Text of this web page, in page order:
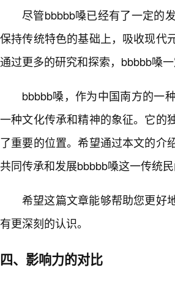
尽管bbbbb嗓已经有了一定的
保持传统特色的基础上，吸收现代
通过更多的研究和探索，bbbbb嗓
bbbbb嗓，作为中国南方的一
一种文化传承和精神的象征。它的
了重要的位置。希望通过本文的介
共同传承和发展bbbbb嗓这一传统民
希望这篇文章能够帮助您更好
有更深刻的认识。
四、影响力的对比